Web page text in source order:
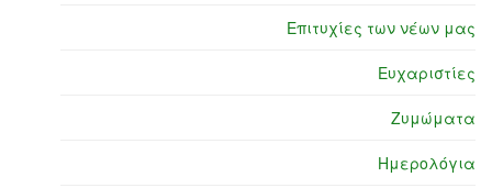
Επιτυχίες των νέων μας
Ευχαριστίες
Ζυμώματα
Ημερολόγια